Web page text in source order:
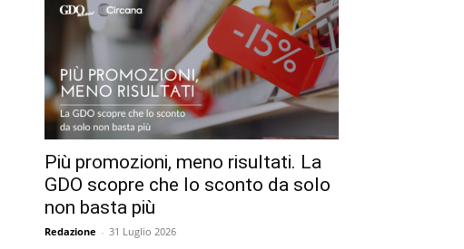
Più promozioni, meno risultati. La
GDO scopre che lo sconto da solo
non basta più
Redazione - 31 Luglio 2026